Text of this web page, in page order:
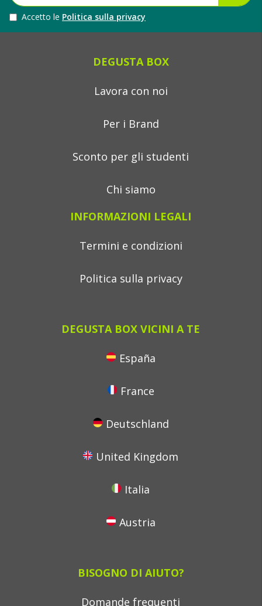
Accetto le Politica sulla privacy
DEGUSTA BOX
Lavora con noi
Per i Brand
Sconto per gli studenti
Chi siamo
INFORMAZIONI LEGALI
Termini e condizioni
Politica sulla privacy
DEGUSTA BOX VICINI A TE
España
France
Deutschland
United Kingdom
Italia
Austria
BISOGNO DI AIUTO?
Domande frequenti